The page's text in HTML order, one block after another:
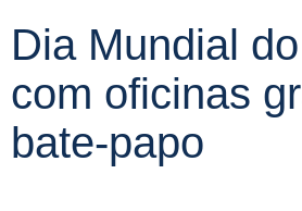
Dia Mundial
com oficinas
bate-papo